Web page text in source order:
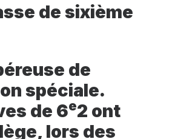
de sixième
de
spéciale.
de 6e2 ont
lors des